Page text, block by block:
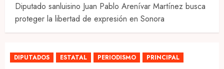
Diputado sanluisino Juan Pablo Arenívar Martínez busca
proteger la libertad de expresión en Sonora
DIPUTADOS ESTATAL PERIODISMO PRINCIPAL